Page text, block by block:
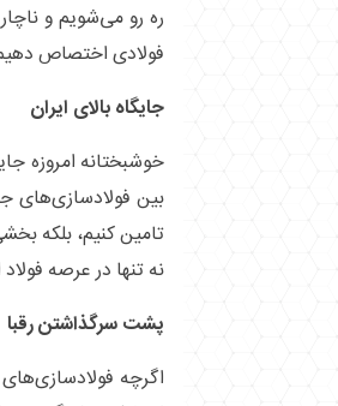
ره رو می‌شویم و
فولادی اختصاص
جایگاه بالای ایران
خوشبختانه امروزه
بین فولادسازی‌های
تامین کنیم، بلکه
نه تنها در عرصه فولاد
پشت سرگذاشتن رقبا
اگرچه